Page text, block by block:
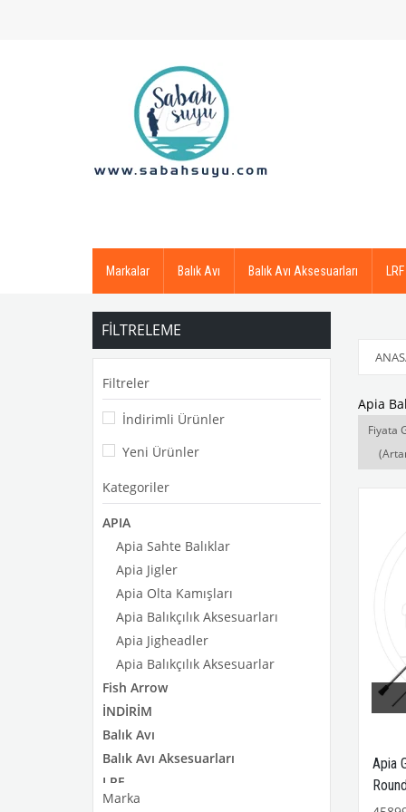
Markalar Balık Avı Balık Avı Aksesuarları LRF
FILTRELEME
Filtreler
İndirimli Ürünler
Yeni Ürünler
Kategoriler
APIA
Apia Sahte Balıklar
Apia Jigler
Apia Olta Kamışları
Apia Balıkçılık Aksesuarları
Apia Jigheadler
Apia Balıkçılık Aksesuarlar
Fish Arrow
İNDİRİM
Balık Avı
Balık Avı Aksesuarları
LRF
TACKLE HOUSE
Marka
Apia
Fiyata
Apia